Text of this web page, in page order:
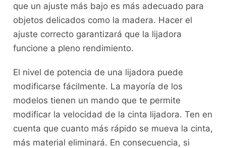
que un ajuste más bajo es más adecuado para
objetos delicados como la madera. Hacer el
ajuste correcto garantizará que la lijadora
funcione a pleno rendimiento.
El nivel de potencia de una lijadora puede
modificarse fácilmente. La mayoría de los
modelos tienen un mando que te permite
modificar la velocidad de la cinta lijadora. Ten en
cuenta que cuanto más rápido se mueva la cinta,
más material eliminará. En consecuencia, si